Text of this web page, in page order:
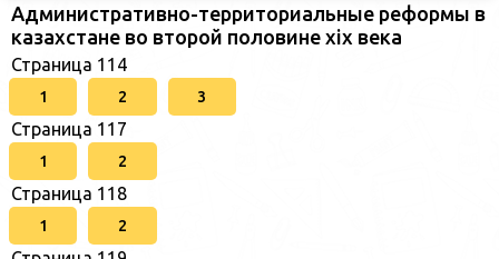
Административно-территориальные реформы в
казахстане во второй половине xix века
Страница 114
1 2 3
Страница 117
1 2
Страница 118
1 2